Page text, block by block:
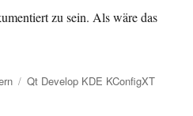
zu sein. Als wäre das
Schlagwörter
Qt Develop KDE KConfigXT